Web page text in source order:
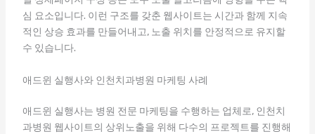
심 요소입니다. 이런 구조를 갖춘 웹사이트는 시간과 함께 지속
적인 상승 효과를 만들어내고, 노출 위치를 안정적으로 유지할
수 있습니다.
애드윈 실행사와 인천치과병원 마케팅 사례
애드윈 실행사는 병원 전문 마케팅을 수행하는 업체로, 인천치
과병원 웹사이트의 상위노출을 위해 다수의 프로젝트를 진행해